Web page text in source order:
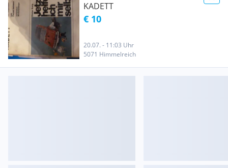
KADETT
€ 10
20.07. - 11:03 Uhr
5071 Himmelreich